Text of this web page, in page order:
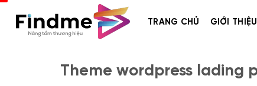
TRANG CHỦ GIỚI THIỆU
Theme wordpress lading